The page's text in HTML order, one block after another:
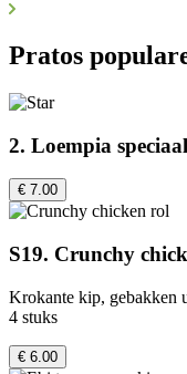
Pratos
2. Loempia speciaal
€ 7.00
S19. Crunchy
Krokante kip, gebakken
4 stuks
€ 6.00